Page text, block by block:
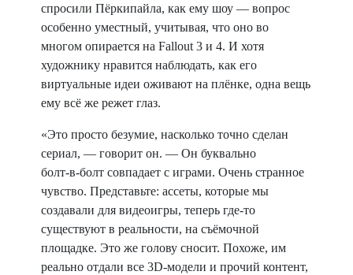
спросили Пёркипайла, как ему шоу — вопрос
особенно уместный, учитывая, что оно во
многом опирается на Fallout 3 и 4. И хотя
художнику нравится наблюдать, как его
виртуальные идеи оживают на плёнке, одна вещь
ему всё же режет глаз.
«Это просто безумие, насколько точно сделан
сериал, — говорит он. — Он буквально
болт‑в‑болт совпадает с играми. Очень странное
чувство. Представьте: ассеты, которые мы
создавали для видеоигры, теперь где‑то
существуют в реальности, на съёмочной
площадке. Это же голову сносит. Похоже, им
реально отдали все 3D‑модели и прочий контент,